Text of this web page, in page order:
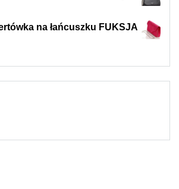
na łańcuszku FUKSJA